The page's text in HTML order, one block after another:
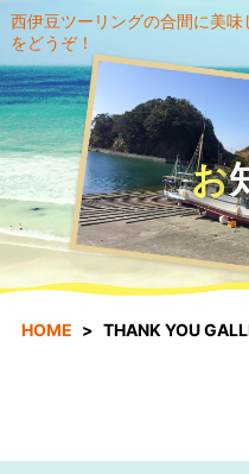
西伊豆ツーリングの合間に美
をどうぞ！
HOME THANK YOU